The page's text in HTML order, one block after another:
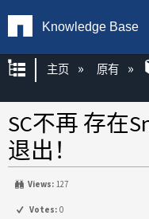
Knowledge Base
扩展/隐缩全局
主页 原有
SC不再 存在
退出！
Views: 127
Votes: 0